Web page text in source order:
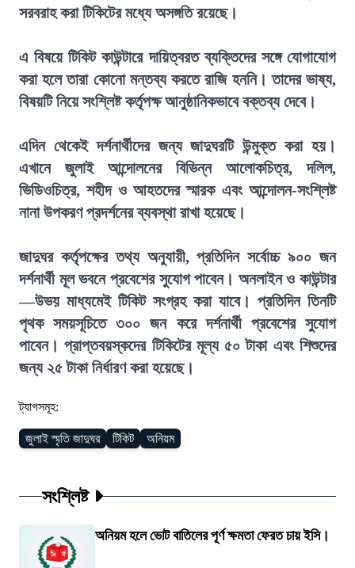
সরবরাহ করা টিকিটের মধ্যে অসঙ্গতি রয়েছে।
এ বিষয়ে টিকিট কাউন্টারে দায়িত্বরত ব্যক্তিদের সঙ্গে যোগাযোগ
করা হলে তারা কোনো মন্তব্য করতে রাজি হননি। তাদের ভাষ্য,
বিষয়টি নিয়ে সংশ্লিষ্ট কর্তৃপক্ষ আনুষ্ঠানিকভাবে বক্তব্য দেবে।
এদিন থেকেই দর্শনার্থীদের জন্য জাদুঘরটি উন্মুক্ত করা হয়।
এখানে জুলাই আন্দোলনের বিভিন্ন আলোকচিত্র, দলিল,
ভিডিওচিত্র, শহীদ ও আহতদের স্মারক এবং আন্দোলন-সংশ্লিষ্ট
নানা উপকরণ প্রদর্শনের ব্যবস্থা রাখা হয়েছে।
জাদুঘর কর্তৃপক্ষের তথ্য অনুযায়ী, প্রতিদিন সর্বোচ্চ ৯০০ জন
দর্শনার্থী মূল ভবনে প্রবেশের সুযোগ পাবেন। অনলাইন ও কাউন্টার
—উভয় মাধ্যমেই টিকিট সংগ্রহ করা যাবে। প্রতিদিন তিনটি
পৃথক সময়সূচিতে ৩০০ জন করে দর্শনার্থী প্রবেশের সুযোগ
পাবেন। প্রাপ্তবয়স্কদের টিকিটের মূল্য ৫০ টাকা এবং শিশুদের
জন্য ২৫ টাকা নির্ধারণ করা হয়েছে।
ট্যাগসমূহ:
জুলাই স্মৃতি জাদুঘর টিকিট অনিয়ম
সংশ্লিষ্ট
অনিয়ম হলে ভোট বাতিলের পূর্ণ ক্ষমতা ফেরত চায় ইসি।